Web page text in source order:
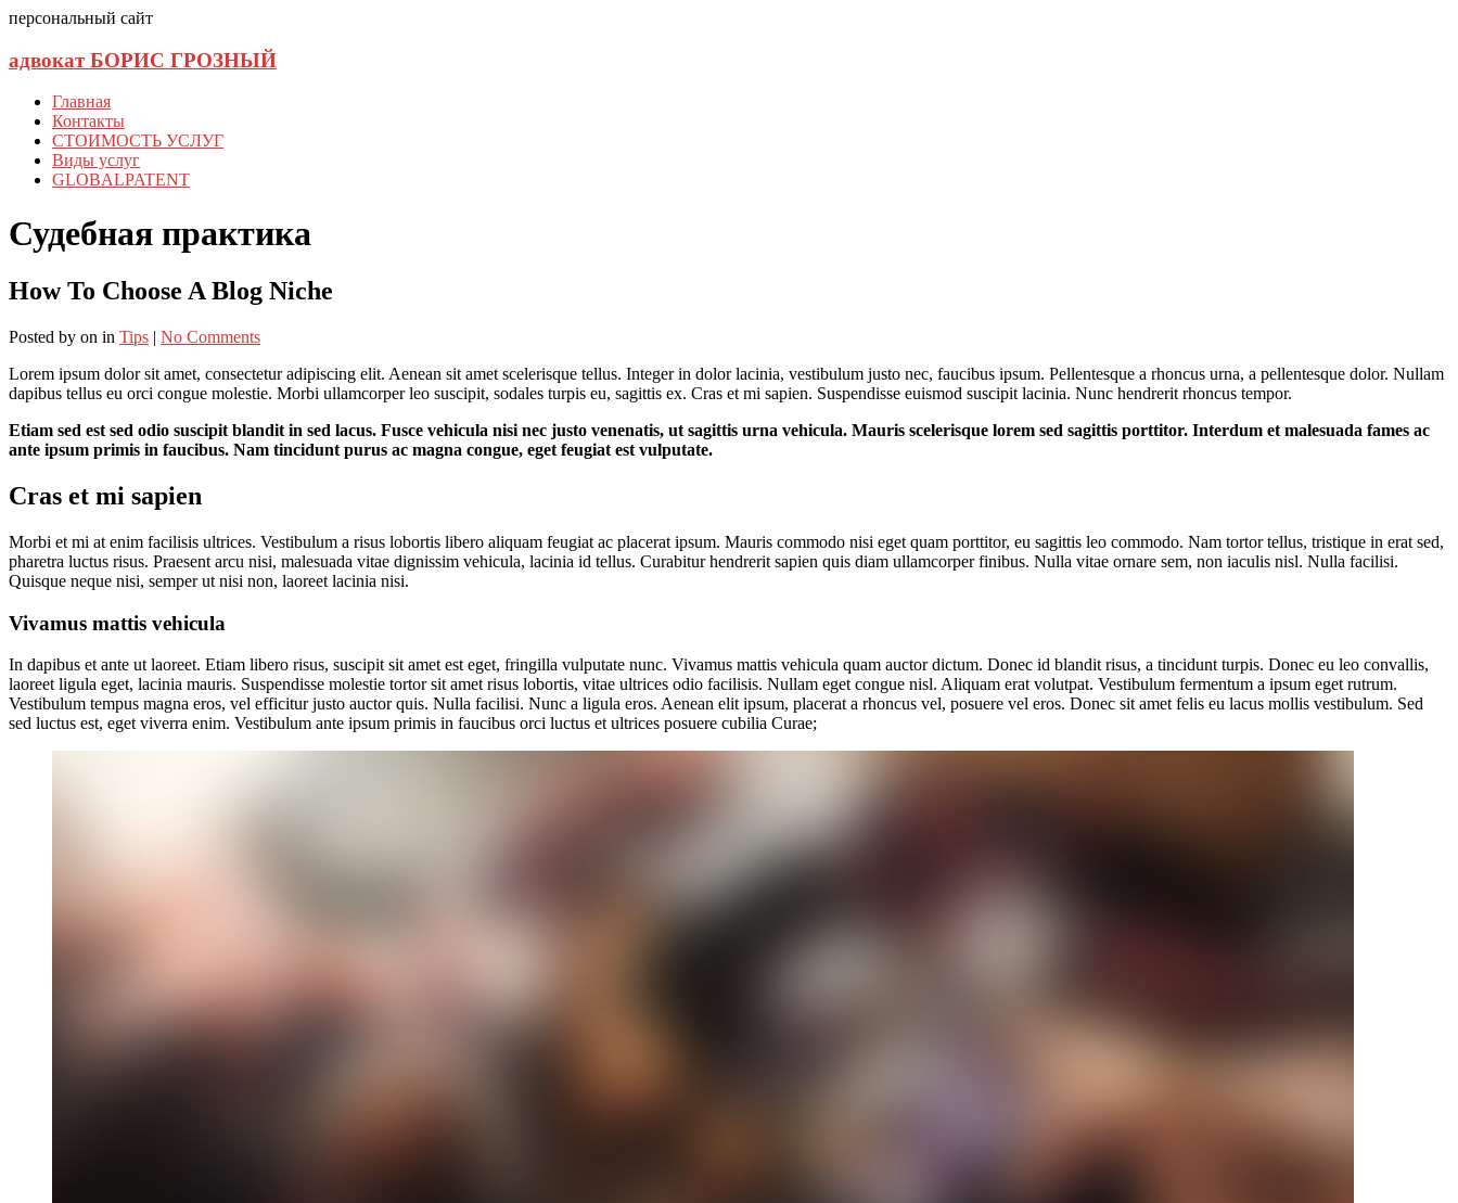
персональный сайт
адвокат БОРИС ГРОЗНЫЙ
Главная
Контакты
СТОИМОСТЬ УСЛУГ
Виды услуг
GLOBALPATENT
Судебная практика
How To Choose A Blog Niche
Posted by on in Tips | No Comments
Lorem ipsum dolor sit amet, consectetur adipiscing elit. Aenean sit amet scelerisque tellus. Integer in dolor lacinia, vestibulum justo nec, faucibus ipsum. Pellentesque a rhoncus urna, a pellentesque dolor. Nullam
dapibus tellus eu orci congue molestie. Morbi ullamcorper leo suscipit, sodales turpis eu, sagittis ex. Cras et mi sapien. Suspendisse euismod suscipit lacinia. Nunc hendrerit rhoncus tempor.
Etiam sed est sed odio suscipit blandit in sed lacus. Fusce vehicula nisi nec justo venenatis, ut sagittis urna vehicula. Mauris scelerisque lorem sed sagittis porttitor. Interdum et malesuada fames ac
ante ipsum primis in faucibus. Nam tincidunt purus ac magna congue, eget feugiat est vulputate.
Cras et mi sapien
Morbi et mi at enim facilisis ultrices. Vestibulum a risus lobortis libero aliquam feugiat ac placerat ipsum. Mauris commodo nisi eget quam porttitor, eu sagittis leo commodo. Nam tortor tellus, tristique in erat sed,
pharetra luctus risus. Praesent arcu nisi, malesuada vitae dignissim vehicula, lacinia id tellus. Curabitur hendrerit sapien quis diam ullamcorper finibus. Nulla vitae ornare sem, non iaculis nisl. Nulla facilisi.
Quisque neque nisi, semper ut nisi non, laoreet lacinia nisi.
Vivamus mattis vehicula
In dapibus et ante ut laoreet. Etiam libero risus, suscipit sit amet est eget, fringilla vulputate nunc. Vivamus mattis vehicula quam auctor dictum. Donec id blandit risus, a tincidunt turpis. Donec eu leo convallis,
laoreet ligula eget, lacinia mauris. Suspendisse molestie tortor sit amet risus lobortis, vitae ultrices odio facilisis. Nullam eget congue nisl. Aliquam erat volutpat. Vestibulum fermentum a ipsum eget rutrum.
Vestibulum tempus magna eros, vel efficitur justo auctor quis. Nulla facilisi. Nunc a ligula eros. Aenean elit ipsum, placerat a rhoncus vel, posuere vel eros. Donec sit amet felis eu lacus mollis vestibulum. Sed
sed luctus est, eget viverra enim. Vestibulum ante ipsum primis in faucibus orci luctus et ultrices posuere cubilia Curae;